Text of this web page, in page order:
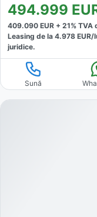
494.999
409.090 EUR + 21% TVA
Leasing de la 4.978 EUR/
juridice.
Sună